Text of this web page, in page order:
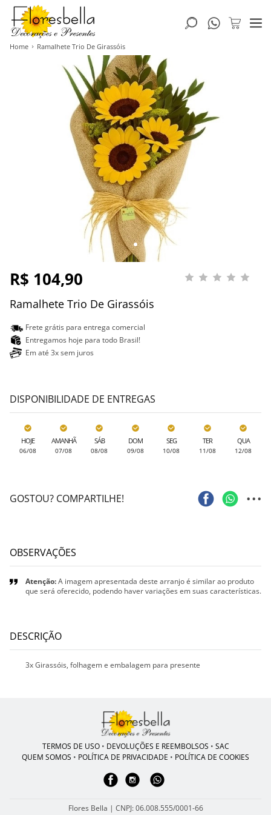
Home Ramalhete Trio De Girassóis
R$ 104,90
Ramalhete Trio De Girassóis
Frete grátis para entrega comercial
Entregamos hoje para todo Brasil!
Em até 3x sem juros
DISPONIBILIDADE DE ENTREGAS
HOJE
06/08
AMANHÃ
07/08
SÁB
08/08
DOM
09/08
SEG
10/08
TER
11/08
QUA
12/08
GOSTOU? COMPARTILHE! ...
OBSERVAÇÕES
Atenção:A imagem apresentada deste arranjo é similar ao produto
que será oferecido, podendo haver variações em suas características.
DESCRIÇÃO
3x Girassóis, folhagem e embalagem para presente
TERMOS DE USO• DEVOLUÇÕES E REEMBOLSOS • SAC
QUEM SOMOS • POLÍTICA DE PRIVACIDADE • POLÍTICA DE COOKIES
Flores Bella | CNPJ: 06.008.555/0001-66